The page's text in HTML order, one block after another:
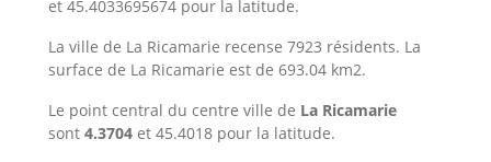
et 45.4033695674 pour la latitude.
La ville de La Ricamarie recense 7923 résidents. La
surface de La Ricamarie est de 693.04 km2.
Le point central du centre ville de La Ricamarie
sont 4.3704 et 45.4018 pour la latitude.